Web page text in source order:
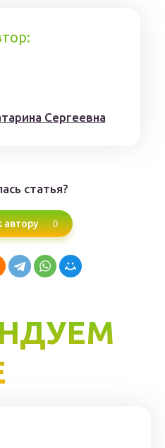
Ceргeeвнa
статья?
автору 0